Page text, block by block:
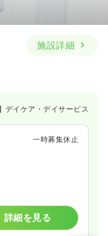
施設詳細
デイケア・デイサービス
一時募集休止
詳細を見る